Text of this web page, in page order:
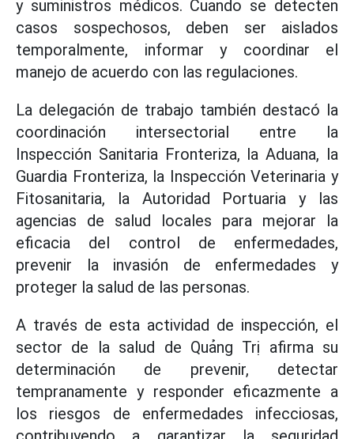
y suministros médicos. Cuando se detecten
casos sospechosos, deben ser aislados
temporalmente, informar y coordinar el
manejo de acuerdo con las regulaciones.
La delegación de trabajo también destacó la
coordinación intersectorial entre la
Inspección Sanitaria Fronteriza, la Aduana, la
Guardia Fronteriza, la Inspección Veterinaria y
Fitosanitaria, la Autoridad Portuaria y las
agencias de salud locales para mejorar la
eficacia del control de enfermedades,
prevenir la invasión de enfermedades y
proteger la salud de las personas.
A través de esta actividad de inspección, el
sector de la salud de Quảng Trị afirma su
determinación de prevenir, detectar
tempranamente y responder eficazmente a
los riesgos de enfermedades infecciosas,